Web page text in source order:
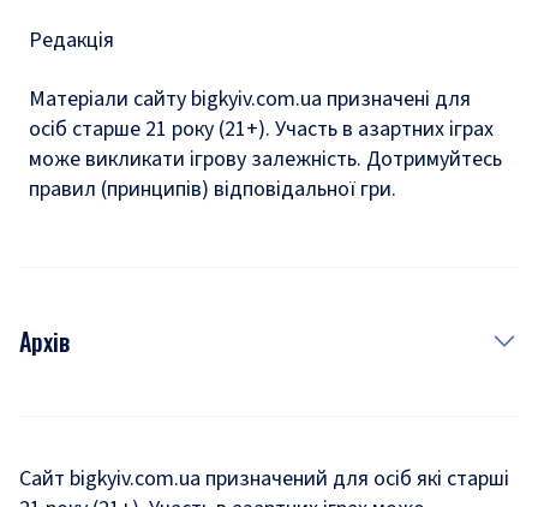
Редакція
Матеріали сайту bigkyiv.com.ua призначені для
осіб старше 21 року (21+). Участь в азартних іграх
може викликати ігрову залежність. Дотримуйтесь
правил (принципів) відповідальної гри.
Архів
Сайт bigkyiv.com.ua призначений для осіб які старші